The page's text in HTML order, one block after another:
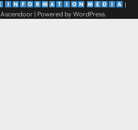
|
Ascendoor| Powered byWordPress.